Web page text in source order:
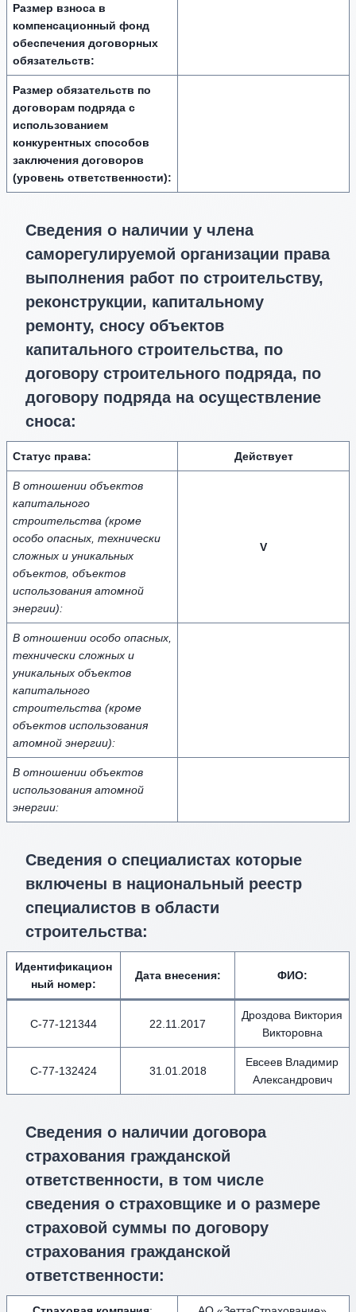
Размер взноса в
компенсационный фонд
обеспечения договорных
обязательств:
Размер обязательств по
договорам подряда с
использованием
конкурентных способов
заключения договоров
(уровень ответственности):
Сведения о наличии у члена
саморегулируемой организации права
выполнения работ по строительству,
реконструкции, капитальному
ремонту, сносу объектов
капитального строительства, по
договору строительного подряда, по
договору подряда на осуществление
сноса:
Статус права: Действует
В отношении объектов
капитального
строительства (кроме
особо опасных, технически
сложных и уникальных
объектов, объектов
использования атомной
энергии):
V
В отношении особо опасных,
технически сложных и
уникальных объектов
капитального
строительства (кроме
объектов использования
атомной энергии):
В отношении объектов
использования атомной
энергии:
Сведения о специалистах которые
включены в национальный реестр
специалистов в области
строительства:
Идентификацион
ный номер:
Дата внесения: ФИО:
С-77-121344 22.11.2017
Дроздова Виктория
Викторовна
С-77-132424 31.01.2018
Евсеев Владимир
Александрович
Сведения о наличии договора
страхования гражданской
ответственности, в том числе
сведения о страховщике и о размере
страховой суммы по договору
страхования гражданской
ответственности: